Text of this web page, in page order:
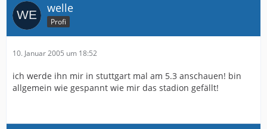
welle
Profi
10. Januar 2005 um 18:52
ich werde ihn mir in stuttgart mal am 5.3 anschauen! bin
allgemein wie gespannt wie mir das stadion gefällt!